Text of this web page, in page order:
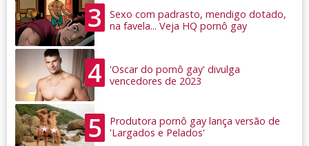
3
Sexo com padrasto, mendigo dotado,
na favela... Veja HQ pornô gay
4
'Oscar do pornô gay' divulga
vencedores de 2023
5
Produtora pornô gay lança versão de
'Largados e Pelados'